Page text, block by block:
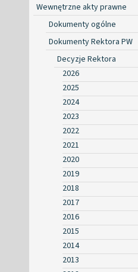
Wewnętrzne akty prawne
Dokumenty ogólne
Dokumenty Rektora PW
Decyzje Rektora
2026
2025
2024
2023
2022
2021
2020
2019
2018
2017
2016
2015
2014
2013